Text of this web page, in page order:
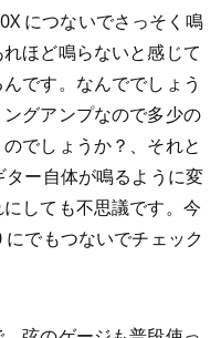
につないでさっそく鳴
ほど鳴らないと感じて
です。なんででしょう
グアンプなので多少の
でしょうか？、それと
ー自体が鳴るように変
しても不思議です。今
でもつないでチェック